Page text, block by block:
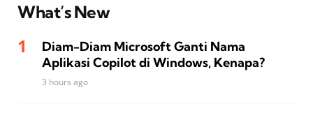
What’s New
Diam-Diam Microsoft Ganti Nama
Aplikasi Copilot di Windows, Kenapa?
3 hours ago